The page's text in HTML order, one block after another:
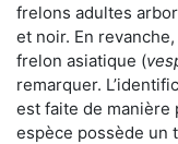
frelons adultes
et noir. En
frelon asiatique (
remarquer.
est faite de
espèce possède un